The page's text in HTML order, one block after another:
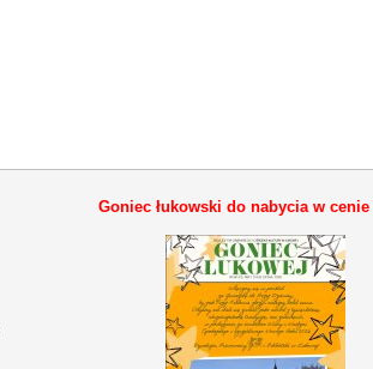
Goniec łukowski do nabycia w cenie